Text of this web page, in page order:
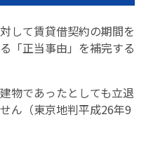
して賃貸借契約の期間を
「正当事由」を補完する
物であったとしても立退
ん（東京地判平成26年9